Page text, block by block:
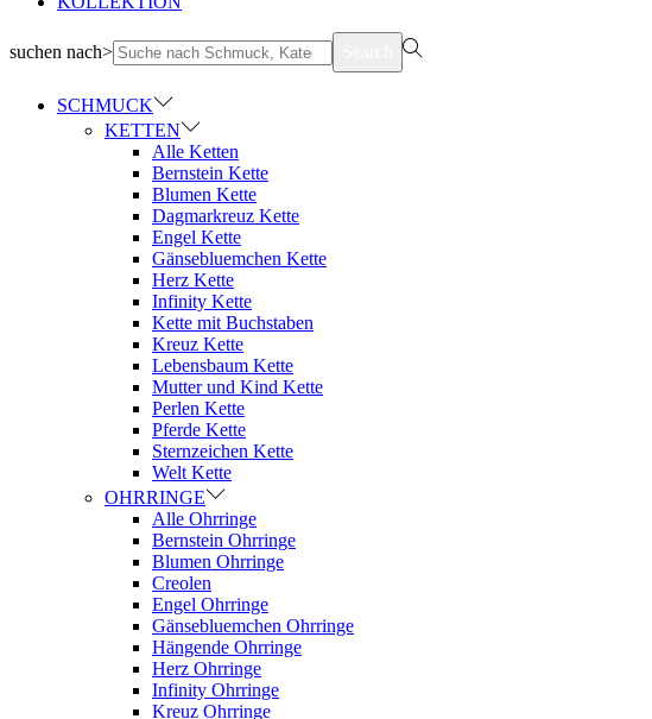
suchen nach>
SCHMUCK
KETTEN
Alle Ketten
Bernstein Kette
Blumen Kette
Dagmarkreuz Kette
Engel Kette
Gänsebluemchen Kette
Herz Kette
Infinity Kette
Kette mit Buchstaben
Kreuz Kette
Lebensbaum Kette
Mutter und Kind Kette
Perlen Kette
Pferde Kette
Sternzeichen Kette
Welt Kette
OHRRINGE
Alle Ohrringe
Bernstein Ohrringe
Blumen Ohrringe
Creolen
Engel Ohrringe
Gänsebluemchen Ohrringe
Hängende Ohrringe
Herz Ohrringe
Infinity Ohrringe
Kreuz Ohrringe